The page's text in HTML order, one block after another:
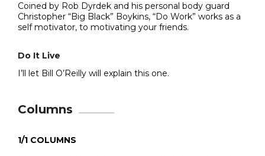
Coined by Rob Dyrdek and his personal body guard
Christopher “Big Black” Boykins, “Do Work” works as a
self motivator, to motivating your friends.
Do It Live
I’ll let Bill O’Reilly will explain this one.
Columns
1/1 COLUMNS